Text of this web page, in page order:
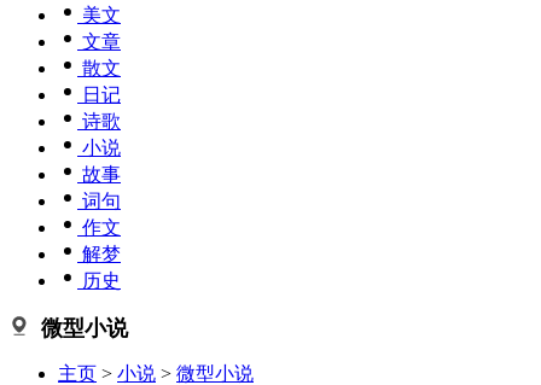
美文
文章
散文
日记
诗歌
小说
故事
词句
作文
解梦
历史
微型小说
主页 > 小说 > 微型小说